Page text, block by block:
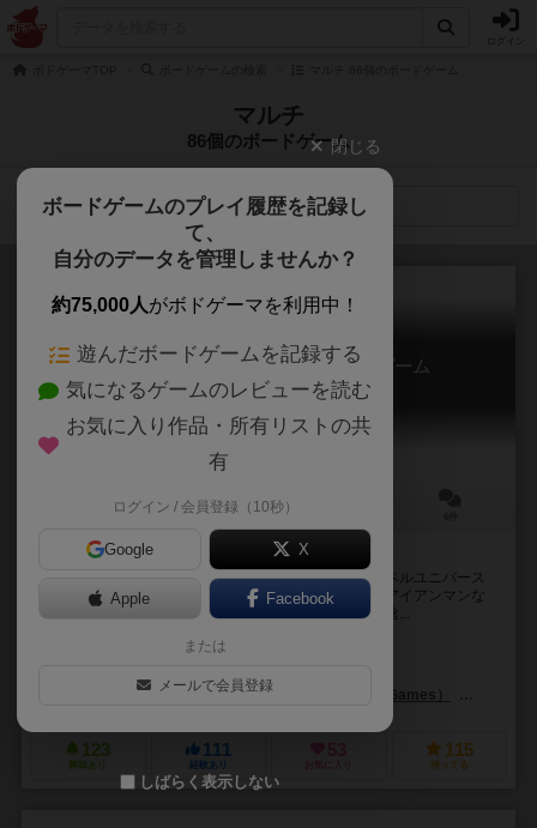
マルチ
86個のボードゲーム
検索メニュー
マーベルチャンピオンズ：カードゲーム
Marvel Champions: The Card Game
45～90分
君の選択が世界を救う！協力型カードゲームの究極形！
『マーベルチャンピオンズ：カードゲーム』は、マーベルユニバース
を舞台にした協力型カードゲーム。スパイダーマンやアイアンマンな
どの人気ヒーローとなり仲間と共に強大なヴィランの陰...
マイケル・ボッグス（Michael Boggs）
ファンタジー フライト ゲームズ（Fantasy Flight Games）
123
興味あり
111
経験あり
115
持ってる
閉じる
ボードゲームのプレイ履歴を記録し
て、
自分のデータを管理しませんか？
約75,000人がボドゲーマを利用中！
遊んだボードゲームを記録する
気になるゲームのレビューを読む
お気に入り作品・所有リストの共
有
ログイン / 会員登録（10秒）
Google X
Apple Facebook
または
メールで会員登録
しばらく表示しない